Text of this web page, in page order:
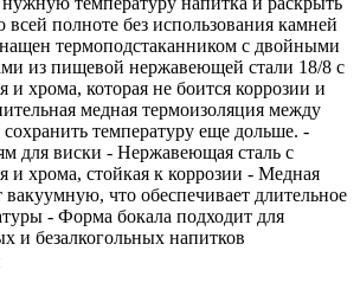
всей полноте без использования камней
термоподстаканником с двойными
из пищевой нержавеющей стали 18/8 с
и хрома, которая не боится коррозии и
медная термоизоляция между
сохранить температуру еще дольше. -
для виски - Нержавеющая сталь с
и хрома, стойкая к коррозии - Медная
вакуумную, что обеспечивает длительное
- Форма бокала подходит для
и безалкогольных напитков